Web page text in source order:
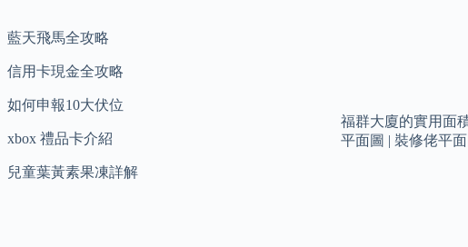
福群大廈的實用面
平面圖 | 裝修佬平
藍天飛馬全攻略
信用卡現金全攻略
如何申報10大伏位
xbox 禮品卡介紹
兒童葉黃素果凍詳解